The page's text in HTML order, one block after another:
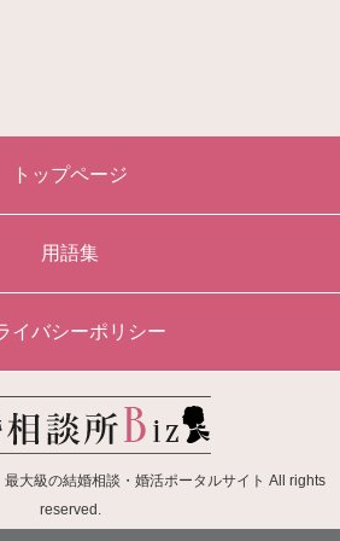
トップページ
用語集
イバシーポリシー
大級の結婚相談・婚活ポータルサイト All rights
reserved.